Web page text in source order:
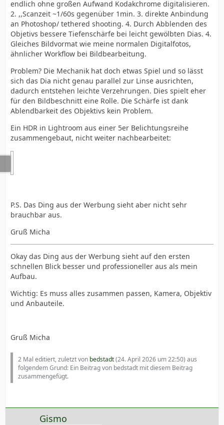
endlich ohne großen Aufwand Kodakchrome digitalisieren.
2. ,,Scanzeit ~1/60s gegenüber 1min. 3. direkte Anbindung
an Photoshop/ tethered shooting. 4. Durch Abblenden des
Objetivs bessere Tiefenschärfe bei leicht gewölbten Dias. 4.
Gleiches Bildvormat wie meine normalen Digitalfotos,
ähnlicher Workflow bei Bildbearbeitung.
Problem? Die Mechanik hat doch etwas Spiel und so lässt
sich das Dia nicht genau parallel zur Linse ausrichten,
dadurch entstehen leichte Verzehrungen. Dies spielt eher
für den Bildbeschnitt eine Rolle. Die Schärfe ist dank
Ablendbarkeit des Objektivs kein Problem.
Ein HDR in Lightroom aus einer 5er Belichtungsreihe
zusammengebaut, nicht weiter nachbearbeitet:
P.S. Das Ding aus der Werbung sieht aber nicht sehr
brauchbar aus.
Gruß Micha
Okay das Ding aus der Werbung sieht auf den ersten
schnellen Blick besser und professioneller aus als mein
Aufbau.
Wichtig: Es muss alles zusammen passen, Kamera, Objektiv
und Anbauteile.
Gruß Micha
2 Mal editiert, zuletzt von bedstadt(24. April 2026 um 22:50) aus
folgendem Grund: Ein Beitrag von bedstadt mit diesem Beitrag
zusammengefügt.
Gismo